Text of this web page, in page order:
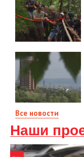
Все новости
Наши